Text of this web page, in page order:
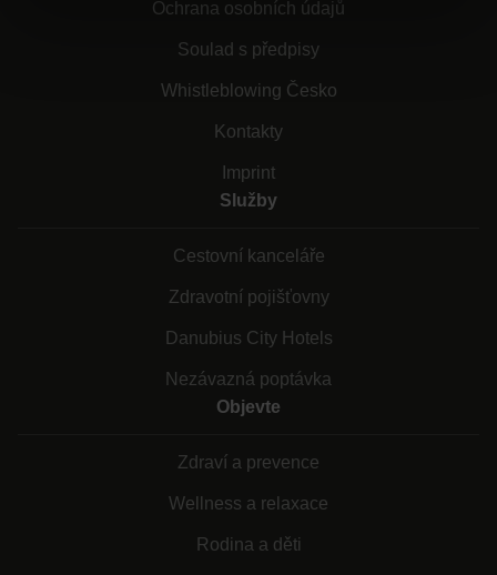
Ochrana osobních údajů
Soulad s předpisy
Whistleblowing Česko
Kontakty
Imprint
Služby
Cestovní kanceláře
Zdravotní pojišťovny
Danubius City Hotels
Nezávazná poptávka
Objevte
Zdraví a prevence
Wellness a relaxace
Rodina a děti